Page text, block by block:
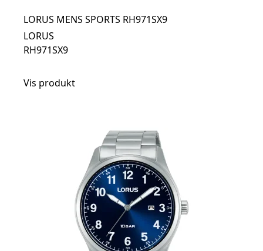
LORUS MENS SPORTS RH971SX9
LORUS
RH971SX9
Vis produkt